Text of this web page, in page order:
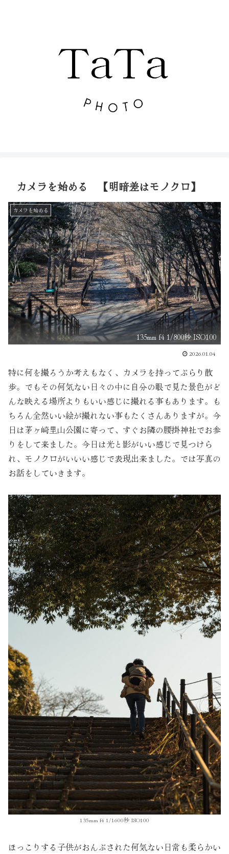
カメラを始める 【明暗差はモノクロ】
カメラを始める
135mm f4 1/800秒 ISO100
2026.01.04
特に何を撮ろうか考えもなく、カメラを持ってぶらり散
歩。でもその何気ない日々の中に自分の眼で見た景色がど
んな映える場所よりもいい感じに撮れる事もあります。も
ちろん全然いい絵が撮れない事もたくさんありますが。今
日は茅ヶ崎里山公園に寄って、すぐお隣の腰掛神社でお参
りをして来ました。今日は光と影がいい感じで見つけら
れ、モノクロがいいい感じで表現出来ました。では写真の
お話をしていきます。
135mm f4 1/1600秒 ISO100
ほっこりする子供がおんぶされた何気ない日常も柔らかい